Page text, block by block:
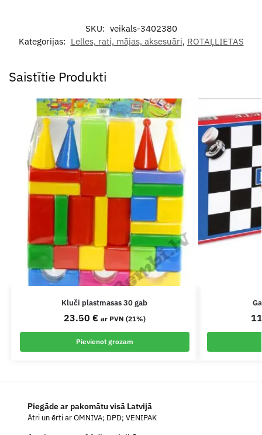
SKU: veikals-3402380
Kategorijas: Lelles, rati, mājas, aksesuāri, ROTAĻLIETAS
Saistītie Produkti
Kluči plastmasas 30 gab
23.50 € ar PVN (21%)
Pievienot grozam
Piegāde ar pakomātu visā Latvijā
Ātri un ērti ar OMNIVA; DPD; VENIPAK